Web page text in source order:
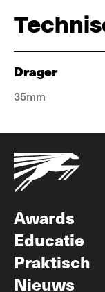
Drager
35mm
Awards
Educatie
Praktisch
Nieuws